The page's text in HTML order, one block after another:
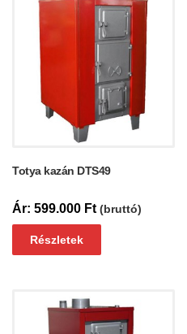
Totya kazán DTS49
599.000 Ft (bruttó)
Részletek